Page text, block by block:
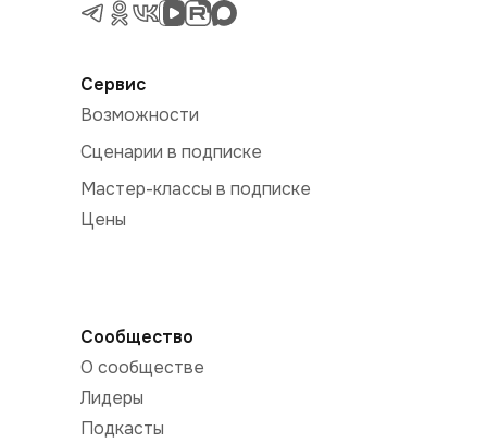
Сообщество
О сообществе
Лидеры
Подкасты
Сервис
Возможности
Сценарии в подписке
Мастер-классы в подписке
Цены